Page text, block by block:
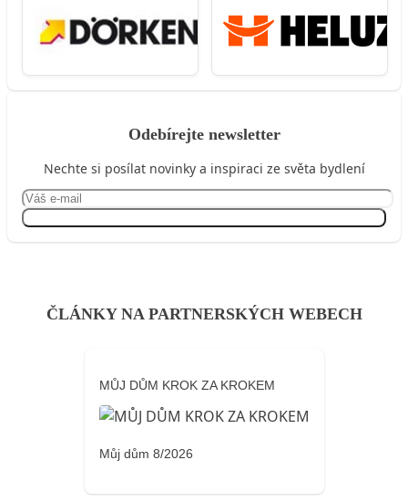
Odebírejte newsletter
Nechte si posílat novinky a inspiraci ze světa bydlení
ČLÁNKY NA PARTNERSKÝCH WEBECH
MŮJ DŮM KROK ZA KROKEM
Můj dům 8/2026